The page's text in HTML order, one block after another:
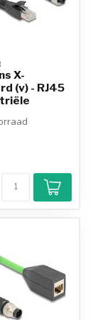
X-
(v) - RJ45